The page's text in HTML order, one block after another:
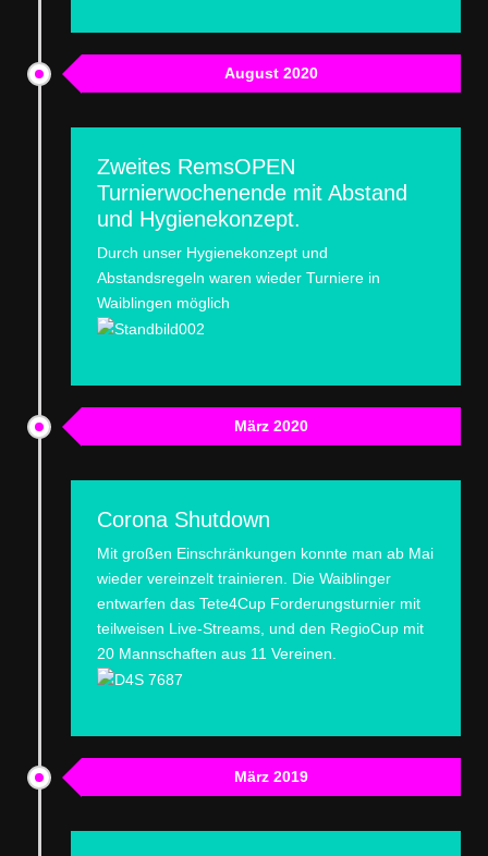
August 2020
Zweites RemsOPEN
Turnierwochenende mit Abstand
und Hygienekonzept.
Durch unser Hygienekonzept und
Abstandsregeln waren wieder Turniere in
Waiblingen möglich
März 2020
Corona Shutdown
Mit großen Einschränkungen konnte man ab Mai
wieder vereinzelt trainieren. Die Waiblinger
entwarfen das Tete4Cup Forderungsturnier mit
teilweisen Live-Streams, und den RegioCup mit
20 Mannschaften aus 11 Vereinen.
März 2019